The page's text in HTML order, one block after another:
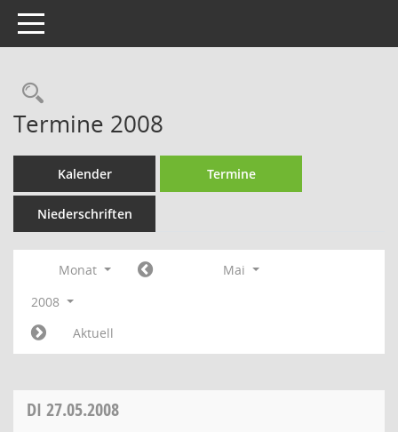
Toggle navigation
Rechercheauswahl
Termine 2008
Kalender Termine
Niederschriften
Monat
Mai
2008
Aktuell
DI 27.05.2008